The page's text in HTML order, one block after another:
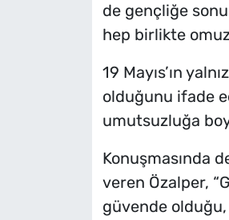
de gençliğe
hep birlikte
19 Mayıs’ın
olduğunu ifade
umutsuzluğa
Konuşmasında
veren Özalper,
güvende